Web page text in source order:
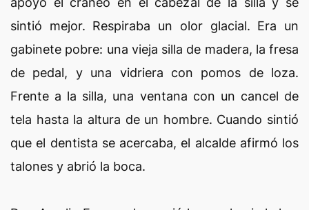
sintió mejor. Respiraba un olor glacial. Era un
gabinete pobre: una vieja silla de madera, la fresa
de pedal, y una vidriera con pomos de loza.
Frente a la silla, una ventana con un cancel de
tela hasta la altura de un hombre. Cuando sintió
que el dentista se acercaba, el alcalde afirmó los
talones y abrió la boca.